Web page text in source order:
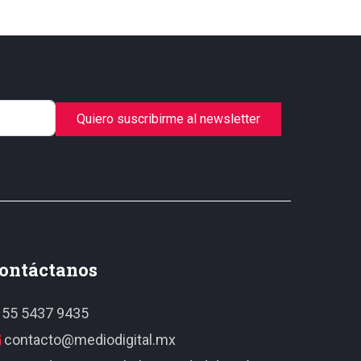
Quiero suscribirme al newsletter
5437 9435
contacto@mediodigital.mx